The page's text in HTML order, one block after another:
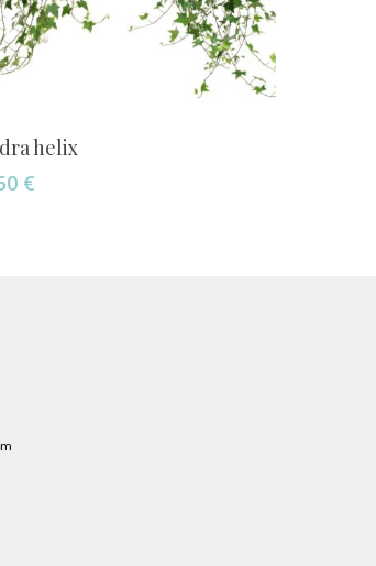
helix
€